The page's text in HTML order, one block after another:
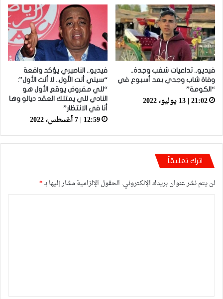
فيديو.. تداعيات شغب وجدة..
وفاة شاب وجدي بعد أسبوع في
“الكومة”
21:02 | 13 يوليو، 2022
فيديو.. الناصيري يؤكد واقعة
“سيني أنت الأول.. لا أنت الأول”:
“للي مفروض يوقع الأول هو
النادي للي يمتلك العقد ديالو وها
أنا في الانتظار”
12:59 | 7 أغسطس، 2022
اترك تعليقاً
لن يتم نشر عنوان بريدك الإلكتروني. الحقول الإلزامية مشار إليها بـ*